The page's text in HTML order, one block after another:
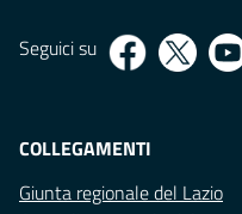
Seguici su
COLLEGAMENTI
Giunta regionale del Lazio